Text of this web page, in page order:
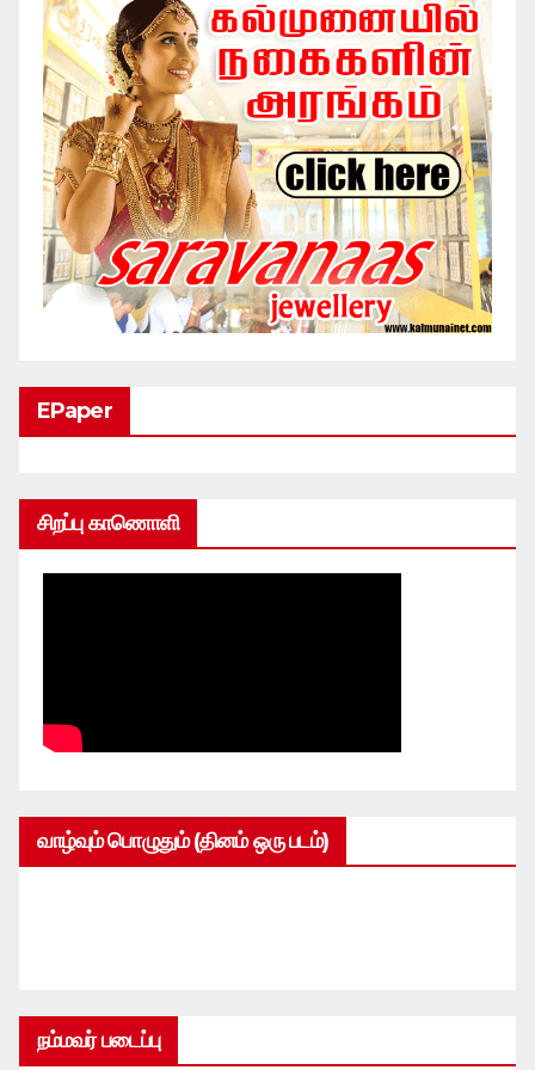
EPaper
சிறப்பு காணொளி
வாழ்வும் பொழுதும் (தினம் ஒரு படம்)
நம்மவர் படைப்பு